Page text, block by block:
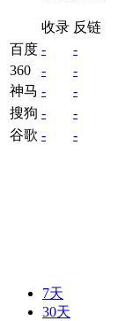
收录 反链
百度 -
-
360
-
-
神马 -
-
搜狗 -
-
谷歌 - -
7天
30天